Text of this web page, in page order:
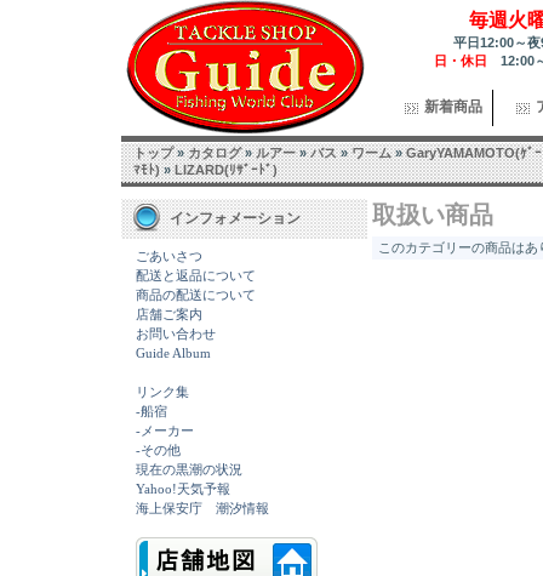
毎週火
平日12:00～
日・休日 12:00
新着商品
トップ»カタログ»ルアー»バス»ワーム»GaryYAMAMOTO(ｹﾞ
ﾏﾓﾄ)»LIZARD(ﾘｻﾞｰﾄﾞ)
インフォメーション
ごあいさつ
配送と返品について
商品の配送について
店舗ご案内
お問い合わせ
Guide Album
リンク集
-船宿
-メーカー
-その他
現在の黒潮の状況
Yahoo!天気予報
海上保安庁 潮汐情報
取扱い商品
このカテゴリーの商品は